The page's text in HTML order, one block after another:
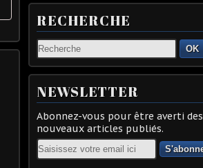
RECHERCHE
OK
NEWSLETTER
Abonnez-vous pour être averti des
nouveaux articles publiés.
Email